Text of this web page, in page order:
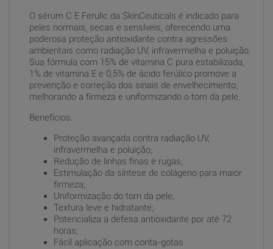
O sérum C E Ferulic da SkinCeuticals é indicado para
peles normais, secas e sensíveis, oferecendo uma
poderosa proteção antioxidante contra agressões
ambientais como radiação UV, infravermelha e poluição.
Sua fórmula com 15% de vitamina C pura estabilizada,
1% de vitamina E e 0,5% de ácido ferúlico promove a
prevenção e correção dos sinais de envelhecimento,
melhorando a firmeza e uniformizando o tom da pele.
Benefícios:
Proteção avançada contra radiação UV,
infravermelha e poluição;
Redução de linhas finas e rugas;
Estimulação da síntese de colágeno para maior
firmeza;
Uniformização do tom da pele;
Textura leve e hidratante;
Potencializa a defesa antioxidante por até 72
horas;
Fácil aplicação com conta-gotas.